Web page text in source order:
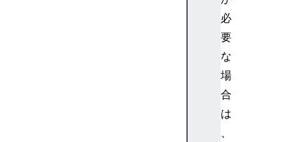
必
要
な
場
合
は